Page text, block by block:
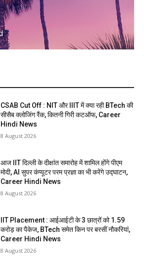
CSAB Cut Off : NIT और IIIT में क्या रही BTech की
सीसैब क्लोजिंग रैंक, कितनी गिरी कटऑफ, Career
Hindi News
8 August 2026
आज IIT दिल्ली के दीक्षांत समारोह में शामिल होंगे पीएम
मोदी, AI सुपर कंप्यूटर परम प्रज्ञा का भी करेंगे उद्घाटन,
Career Hindi News
8 August 2026
IIT Placement : आईआईटी के 3 छात्रों को 1.59
करोड़ का पैकेज, BTech समेत किन पर बरसीं नौकरियां,
Career Hindi News
8 August 2026